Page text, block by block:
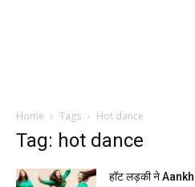
Home Tags Hot dance
Tag: hot dance
हॉट लड़की ने Aankh